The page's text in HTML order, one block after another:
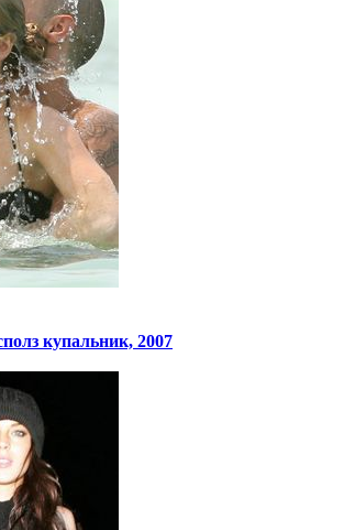
купальник, 2007